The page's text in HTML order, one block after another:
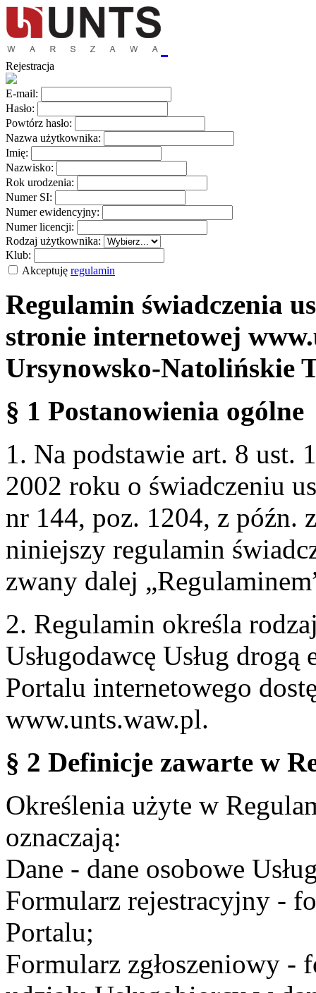
Rejestracja
E-mail:
Hasło:
Powtórz hasło:
Nazwa użytkownika:
Imię:
Nazwisko:
Rok urodzenia:
Numer SI:
Numer ewidencyjny:
Numer licencji:
Rodzaj użytkownika:
Klub:
Akceptuję regulamin
Regulamin świadczenia
stronie internetowej
Ursynowsko-Natolińskie
§ 1 Postanowienia ogólne
1. Na podstawie art. 8 ust.
2002 roku o świadczeniu
nr 144, poz. 1204, z późn.
niniejszy regulamin
zwany dalej
2. Regulamin określa
Usługodawcę Usług
Portalu internetowego
www.unts.waw.pl.
§ 2 Definicje zawarte w
Określenia użyte w
oznaczają:
Dane - dane osobowe
Formularz rejestracyjny -
Portalu;
Formularz zgłoszeniowy -